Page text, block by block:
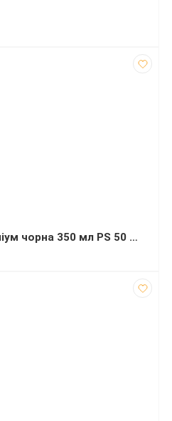
Тарілка глибока Преміум чорна 350 мл PS 50 штук